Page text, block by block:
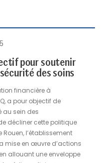
pour soutenir
des soins
financière à
a pour objectif de
au sein des
décliner cette politique
Rouen, l’établissement
mise en œuvre d’actions
allouant une enveloppe